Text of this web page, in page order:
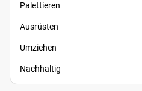
Palettieren
Ausrüsten
Umziehen
Nachhaltig